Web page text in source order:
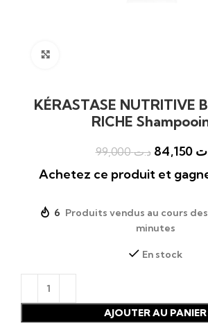
KÉRASTASE NUTRITIVE
RICHE
د.ت99,000
84,150
Achetez ce produit et
6 Produits vendus au cours
minutes
En stock
AJOUTER AU PANIER